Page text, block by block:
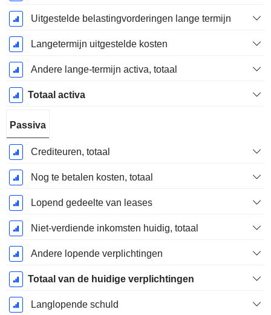
Uitgestelde belastingvorderingen lange termijn
Langetermijn uitgestelde kosten
Andere lange-termijn activa, totaal
Totaal activa
Passiva
Crediteuren, totaal
Nog te betalen kosten, totaal
Lopend gedeelte van leases
Niet-verdiende inkomsten huidig, totaal
Andere lopende verplichtingen
Totaal van de huidige verplichtingen
Langlopende schuld